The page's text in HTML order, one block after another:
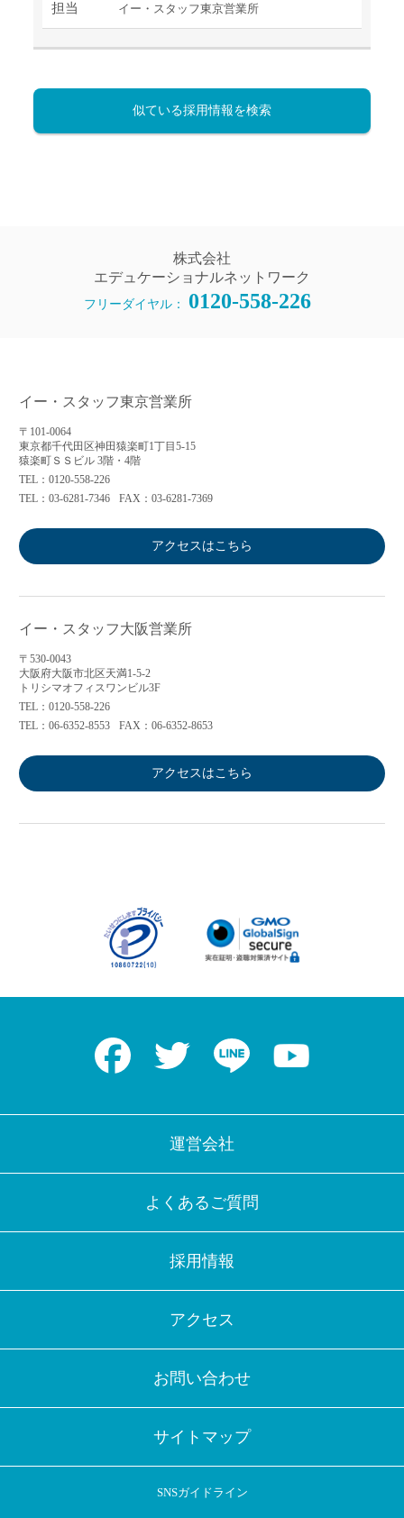
担当 イー・スタッフ東京営業所
似ている採用情報を検索
株式会社
エデュケーショナルネットワーク
フリーダイヤル： 0120-558-226
イー・スタッフ東京営業所
〒101-0064
東京都千代田区神田猿楽町1丁目5-15
猿楽町ＳＳビル 3階・4階
TEL：0120-558-226
TEL：03-6281-7346
FAX：03-6281-7369
アクセスはこちら
イー・スタッフ大阪営業所
〒530-0043
大阪府大阪市北区天満1-5-2
トリシマオフィスワンビル3F
TEL：0120-558-226
TEL：06-6352-8553
FAX：06-6352-8653
アクセスはこちら
Facebook Twitter LINE
運営会社
よくあるご質問
採用情報
アクセス
お問い合わせ
サイトマップ
SNSガイドライン